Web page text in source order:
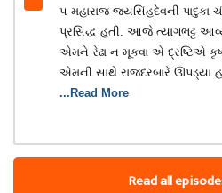
૫ મહારાજ જયસિંહદેવની પાદુકા
પ્રસિદ્ધ હતી. આજે ત્યાગભટ્ટ
એમને રેઢા ન મૂકવા એ દ્રષ્ટિએ
એમની સાથે રાજદરબારે ઊપડ્યા
...Read More
Read all